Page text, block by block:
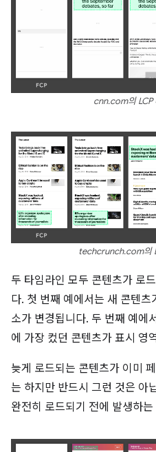
cnn.com의 LCP
techcrunch.com의
두 타임라인 모두 콘텐츠가 로
다. 첫 번째 예에서는 새 콘텐
소가 변경됩니다. 두 번째 예에
에 가장 컸던 콘텐츠가 표시 영
늦게 로드되는 콘텐츠가 이미
는 하지만 반드시 그런 것은 아
완전히 로드되기 전에 발생하